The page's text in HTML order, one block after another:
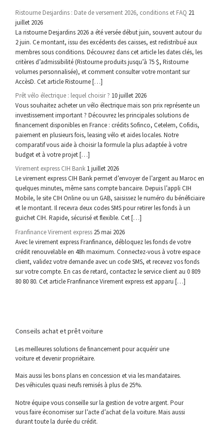
Ristourne Desjardins : Date de versement 2026, conditions et FAQ 21
juillet 2026
La ristourne Desjardins 2026 a été versée début juin, souvent autour du
2 juin. Ce montant, issu des excédents des caisses, est redistribué aux
membres sous conditions. Découvrez dans cet article les dates clés, les
critères d’admissibilité (Ristourne produits jusqu’à 75 $, Ristourne
volumes personnalisée), et comment consulter votre montant sur
AccèsD. Cet article Ristourne […]
Prêt vélo électrique : lequel choisir ? 10 juillet 2026
Vous souhaitez acheter un vélo électrique mais son prix représente un
investissement important ? Découvrez les principales solutions de
financement disponibles en France : crédits Sofinco, Cetelem, Cofidis,
paiement en plusieurs fois, leasing vélo et aides locales. Notre
comparatif vous aide à choisir la formule la plus adaptée à votre
budget et à votre projet […]
Virement express CIH Bank 1 juillet 2026
Le virement express CIH Bank permet d’envoyer de l’argent au Maroc en
quelques minutes, même sans compte bancaire. Depuis l’appli CIH
Mobile, le site CIH Online ou un GAB, saisissez le numéro du bénéficiaire
et le montant. Il recevra deux codes SMS pour retirer les fonds à un
guichet CIH. Rapide, sécurisé et flexible. Cet […]
Franfinance Virement express 25 mai 2026
Avec le virement express Franfinance, débloquez les fonds de votre
crédit renouvelable en 48h maximum. Connectez-vous à votre espace
client, validez votre demande avec un code SMS, et recevez vos fonds
sur votre compte. En cas de retard, contactez le service client au 0 809
80 80 80. Cet article Franfinance Virement express est apparu […]
Conseils achat et prêt voiture
Les meilleures solutions de financement pour acquérir une
voiture et devenir propriétaire.
Mais aussi les bons plans en concession et via les mandataires.
Des véhicules quasi neufs remisés à plus de 25%.
Notre équipe vous conseille sur la gestion de votre argent. Pour
vous faire économiser sur l’acte d’achat de la voiture. Mais aussi
durant toute la durée du crédit.